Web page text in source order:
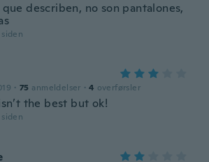
que describen, no son pantalones,
· 75 anmeldelser · 4 overførsler
the best but ok!